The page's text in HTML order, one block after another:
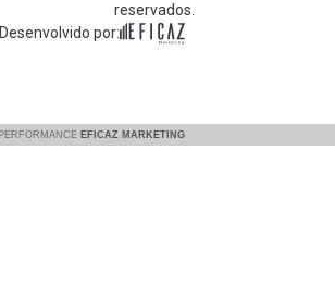
reservados.
Desenvolvido por: